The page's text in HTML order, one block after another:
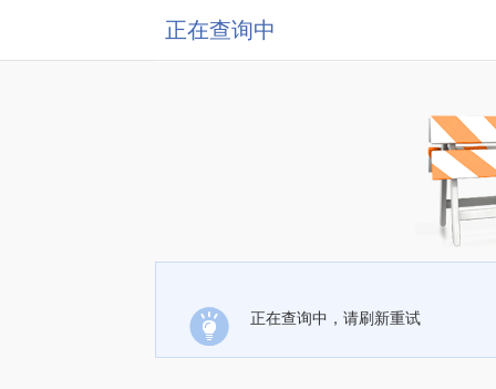
正在查询中
正在查询中，请刷新重试